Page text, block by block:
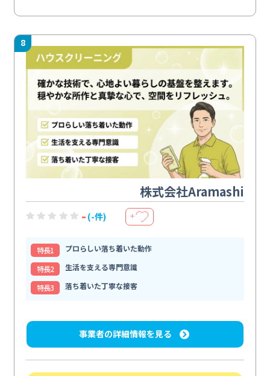
8
株式会社Aramashi
- (-件) ＋
特⻑1
プロらしい落ち着いた動作
特⻑2
生活を支える専門意識
特⻑3
落ち着いた丁寧な接客
事業者の詳細情報を見る